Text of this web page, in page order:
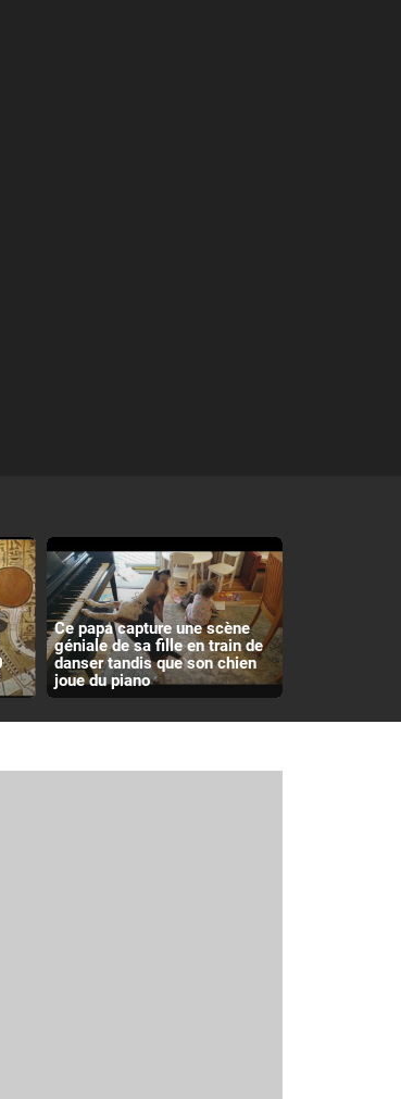
Ce papa capture une scène
géniale de sa fille en train de
danser tandis que son chien
joue du piano